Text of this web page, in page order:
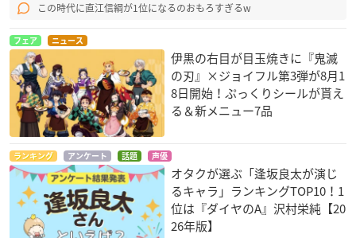
この時代に直江信綱が1位になるのおもろすぎるw
フェア ニュース
伊黒の右目が目玉焼きに『鬼滅
の刃』×ジョイフル第3弾が8月1
8日開始！ぷっくりシールが貰え
る＆新メニュー7品
ランキング アンケート 話題 声優
オタクが選ぶ「逢坂良太が演じ
るキャラ」ランキングTOP10！1
位は『ダイヤのA』沢村栄純【20
26年版】